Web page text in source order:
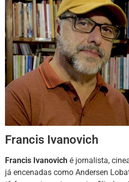
Francis Ivanovich
Francis Ivanovich é jornalista,
já encenadas como Andersen